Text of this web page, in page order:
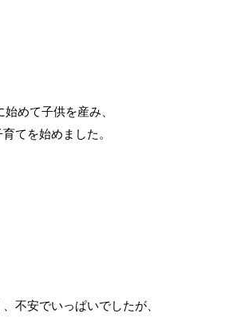
めて子供を産み、
てを始めました。
不安でいっぱいでしたが、